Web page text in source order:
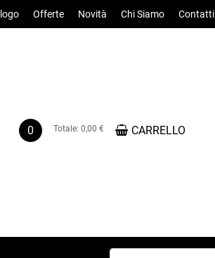
Offerte Novità Chi Siamo Contatti
0 Totale:0,00 € CARRELLO